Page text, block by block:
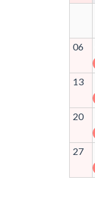
06
13
20
27